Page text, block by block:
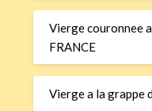
Vierge couronnee
FRANCE
Vierge a la grappe